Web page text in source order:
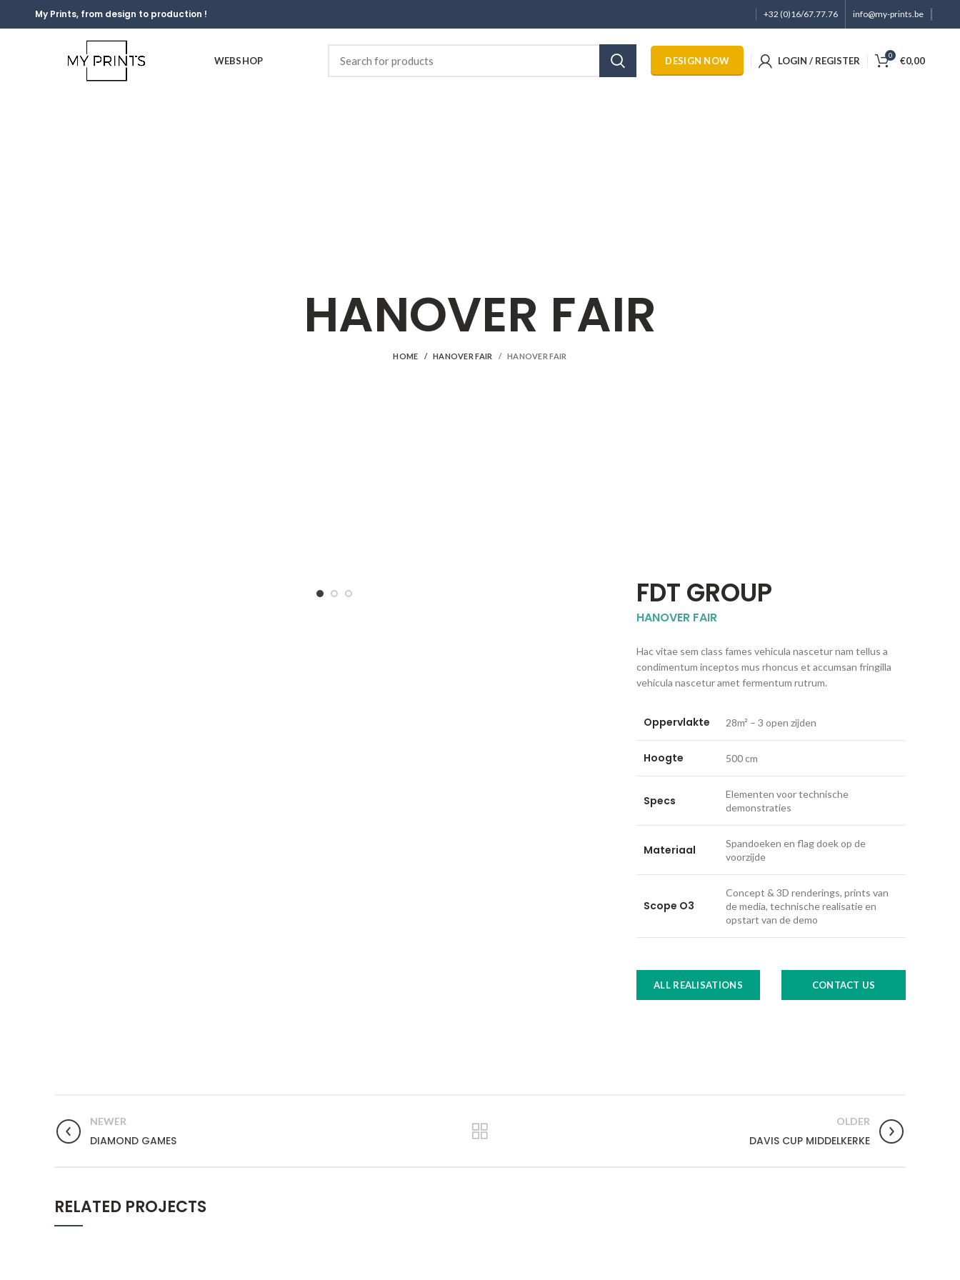
My Prints, from design to production ! +32 (0)16/67.77.76 info@my-prints.be
WEBSHOP DESIGN NOW LOGIN / REGISTER 0 €0,00
HANOVER FAIR
HOME HANOVER FAIR HANOVER FAIR
FDT GROUP
HANOVER FAIR
Hac vitae sem class fames vehicula nascetur nam tellus a
condimentum inceptos mus rhoncus et accumsan fringilla
vehicula nascetur amet fermentum rutrum.
Oppervlakte 28m² – 3 open zijden
Hoogte 500 cm
Specs
Elementen voor technische
demonstraties
Materiaal
Spandoeken en flag doek op de
voorzijde
Scope O3
Concept & 3D renderings, prints van
de media, technische realisatie en
opstart van de demo
ALL REALISATIONS CONTACT US
NEWER
DIAMOND GAMES
OLDER
DAVIS CUP MIDDELKERKE
RELATED PROJECTS